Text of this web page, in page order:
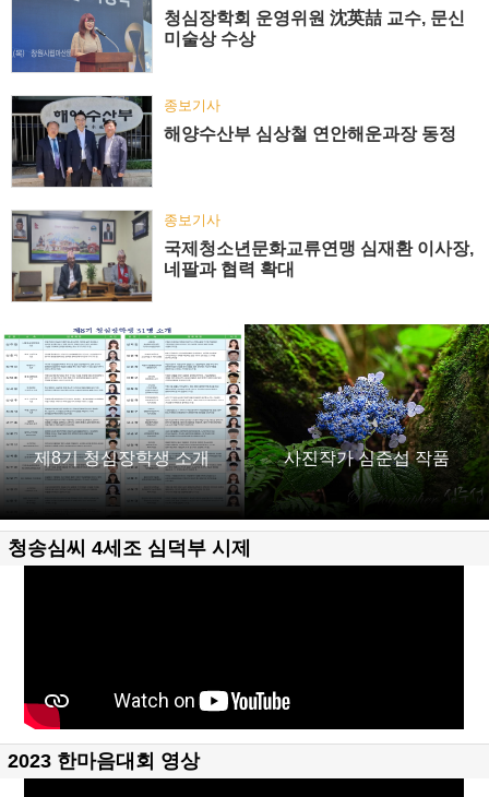
청심장학회 운영위원 沈英喆 교수, 문신
미술상 수상
종보기사
해양수산부 심상철 연안해운과장 동정
종보기사
국제청소년문화교류연맹 심재환 이사장,
네팔과 협력 확대
제8기 청심장학생 소개 사진작가 심준섭 작품
청송심씨 4세조 심덕부 시제
2023 한마음대회 영상